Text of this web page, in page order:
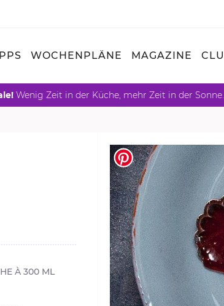
WOCHENPLÄNE MAGAZINE
Wenig Zeit in der Küche, mehr Zeit in der
À 300 ML